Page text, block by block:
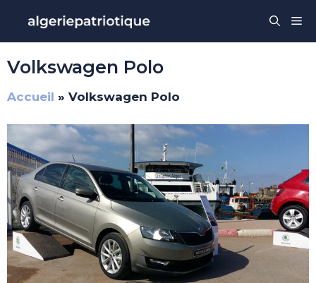
contenu
Volkswagen Polo
Accueil » Volkswagen Polo